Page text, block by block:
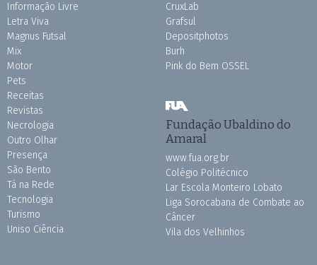
Informação Livre
Letra Viva
Magnus Futsal
Mix
Motor
Pets
Receitas
Revistas
Necrologia
Outro Olhar
Presença
São Bento
Tá na Rede
Tecnologia
Turismo
Uniso Ciência
CruxLab
Grafsul
Depositphotos
Burh
Pink do Bem OSSEL
Fundação Ubaldino do
Amaral
www.fua.org.br
Colégio Politécnico
Lar Escola Monteiro Lobato
Liga Sorocabana de Combate ao
Câncer
Vila dos Velhinhos